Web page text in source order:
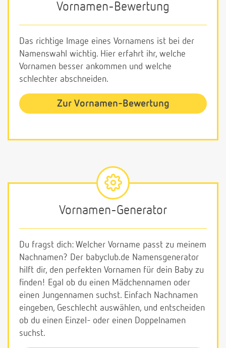
Vornamen-Bewertung
Das richtige Image eines Vornamens ist bei der
Namenswahl wichtig. Hier erfahrt ihr, welche
Vornamen besser ankommen und welche
schlechter abschneiden.
Zur Vornamen-Bewertung
Vornamen-Generator
Du fragst dich: Welcher Vorname passt zu meinem
Nachnamen? Der babyclub.de Namensgenerator
hilft dir, den perfekten Vornamen für dein Baby zu
finden! Egal ob du einen Mädchennamen oder
einen Jungennamen suchst. Einfach Nachnamen
eingeben, Geschlecht auswählen, und entscheiden
ob du einen Einzel- oder einen Doppelnamen
suchst.